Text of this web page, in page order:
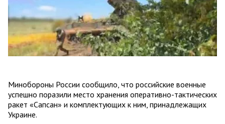
Минобороны России сообщило, что российские военные
успешно поразили место хранения оперативно-тактических
ракет «Сапсан» и комплектующих к ним, принадлежащих
Украине.